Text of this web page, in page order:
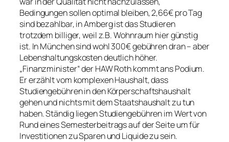
Bedingungen sollen optimal bleiben, 2,66€ pro Tag
sind bezahlbar, in Amberg ist das Studieren
trotzdem billiger, weil z.B. Wohnraum hier günstig
ist. In München sind wohl 300€ gebühren dran – aber
Lebenshaltungskosten deutlich höher.
„Finanzminister“ der HAW Roth kommt ans Podium.
Er erzählt vom komplexen Haushalt, dass
Studiengebühren in den Körperschaftshaushalt
gehen und nichts mit dem Staatshaushalt zu tun
haben. Ständig liegen Studiengebühren im Wert von
Rund eines Semesterbeitrags auf der Seite um für
Investitionen zu Sparen und Liquide zu sein.